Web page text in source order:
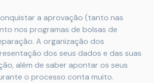
a aprovação (tanto nas
nos programas de bolsas de
A organização dos
dos seus dados e das suas
além de saber apontar os seus
o processo conta muito.